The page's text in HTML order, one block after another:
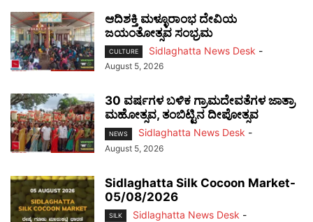
ಆದಿಶಕ್ತಿ ಮಳ್ಳೂರಾಂಭ ದೇವಿಯ
ಜಯಂತೋತ್ಸವ ಸಂಭ್ರಮ
CULTURE Sidlaghatta News Desk -
August 5, 2026
30 ವರ್ಷಗಳ ಬಳಿಕ ಗ್ರಾಮದೇವತೆಗಳ ಜಾತ್ರಾ
ಮಹೋತ್ಸವ, ತಂಬಿಟ್ಟಿನ ದೀಪೋತ್ಸವ
NEWS Sidlaghatta News Desk -
August 5, 2026
Sidlaghatta Silk Cocoon Market-
05/08/2026
SILK Sidlaghatta News Desk -